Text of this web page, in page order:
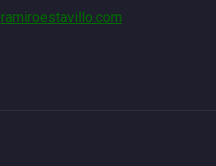
ramiroestavillo.com